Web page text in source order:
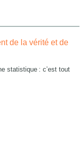
de la vérité et de
statistique : c’est tout